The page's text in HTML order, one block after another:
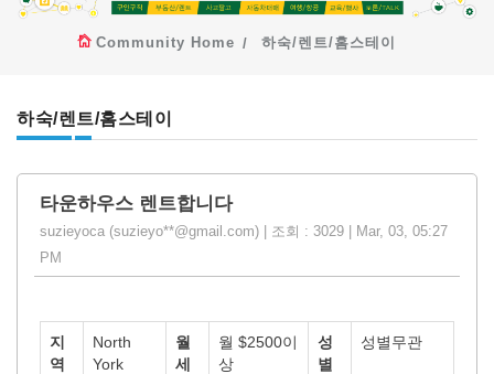
Community Home 하숙/렌트/홈스테이
하숙/렌트/홈스테이
타운하우스 렌트합니다
suzieyoca (suzieyo**@gmail.com) | 조회 : 3029 | Mar, 03, 05:27
PM
지
역
North
York
월
세
월 $2500이
상
성
별
성별무관